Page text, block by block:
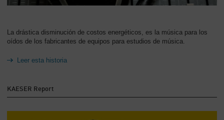
La drástica disminución de costos energéticos, es la música para los
oídos de los fabricantes de equipos para estudios de música.
Leer esta historia
KAESER Report